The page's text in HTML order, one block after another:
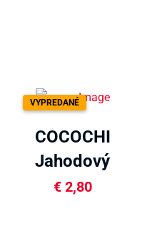
VYPREDANÉ
COCOCHI
Jahodový
džús s
€2,80